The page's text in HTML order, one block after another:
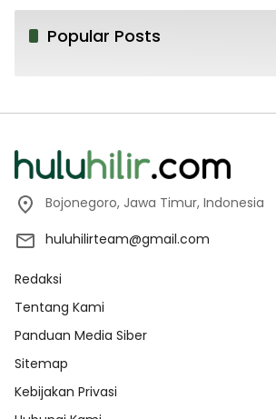
Popular Posts
Bojonegoro, Jawa Timur, Indonesia
huluhilirteam@gmail.com
Redaksi
Tentang Kami
Panduan Media Siber
Sitemap
Kebijakan Privasi